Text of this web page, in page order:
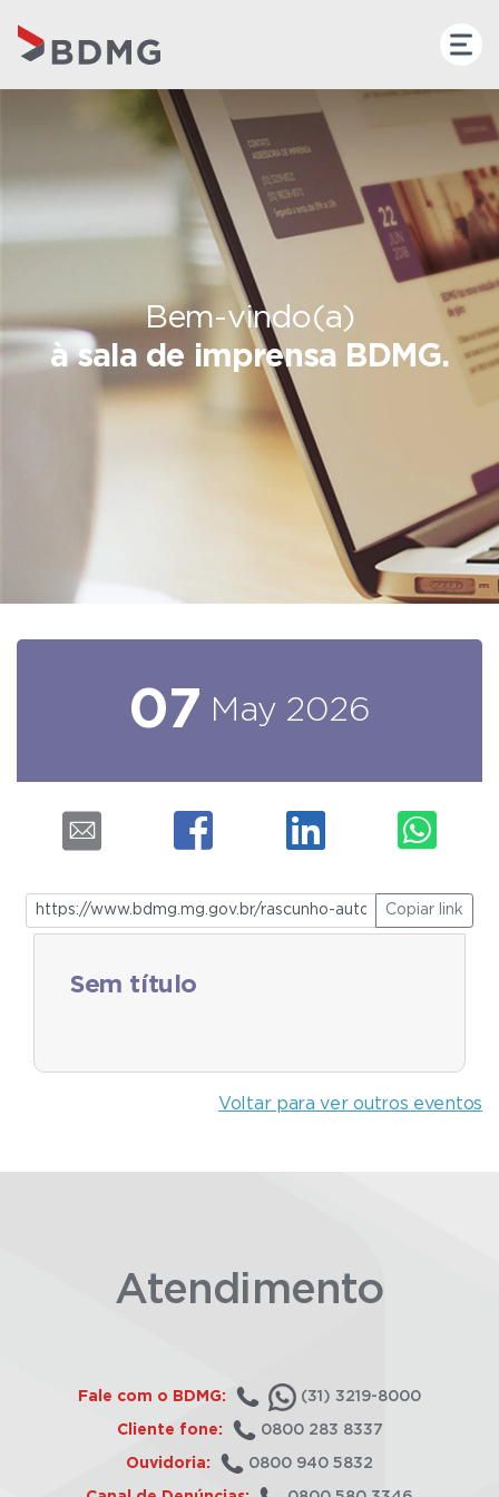
Bem-vindo(a)
à sala de imprensa BDMG.
07 May 2026
Copiar link
Sem título
Voltar para ver outros eventos
Atendimento
Fale com o BDMG: (31) 3219-8000
Cliente fone: 0800 283 8337
Ouvidoria: 0800 940 5832